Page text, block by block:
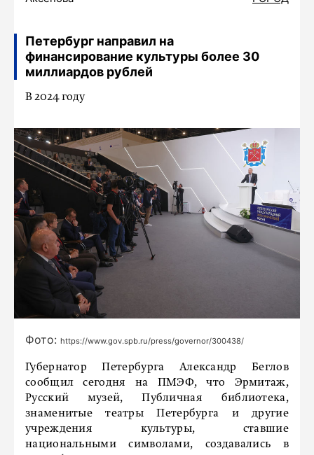
Петербург направил на
финансирование культуры более 30
миллиардов рублей
В 2024 году
Фото: https://www.gov.spb.ru/press/governor/300438/
Губернатор Петербурга Александр Беглов
сообщил сегодня на ПМЭФ, что Эрмитаж,
Русский музей, Публичная библиотека,
знаменитые театры Петербурга и другие
учреждения культуры, ставшие
национальными символами, создавались в